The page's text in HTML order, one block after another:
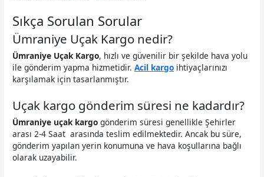
Sıkça Sorulan Sorular
Ümraniye Uçak Kargo nedir?
Ümraniye Uçak Kargo, hızlı ve güvenilir bir şekilde hava yolu
ile gönderim yapma hizmetidir. Acil kargo ihtiyaçlarınızı
karşılamak için tasarlanmıştır.
Uçak kargo gönderim süresi ne kadardır?
Ümraniye uçak kargo gönderim süresi genellikle Şehirler
arası 2-4 Saat arasında teslim edilmektedir. Ancak bu süre,
gönderim yapılan yerin konumuna ve hava koşullarına bağlı
olarak uzayabilir.